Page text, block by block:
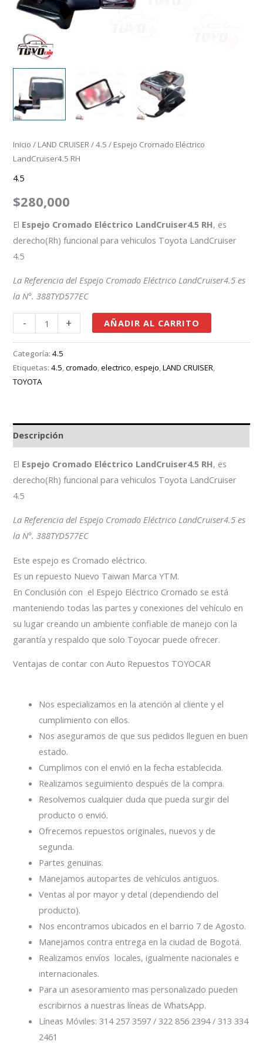
Inicio / LAND CRUISER/4.5 / Espejo Cromado Eléctrico
LandCruiser4.5 RH
4.5
$280,000
El Espejo Cromado Eléctrico LandCruiser4.5 RH, es
derecho(Rh) funcional para vehiculos Toyota LandCruiser
4.5
La Referencia del Espejo Cromado Eléctrico LandCruiser4.5 es
la N°. 388TYD577EC
- + AÑADIR AL CARRITO
Categoría:4.5
Etiquetas:4.5,cromado,electrico,espejo,LAND CRUISER,
TOYOTA
Descripción
El Espejo Cromado Eléctrico LandCruiser4.5 RH, es
derecho(Rh) funcional para vehiculos Toyota LandCruiser
4.5
La Referencia del Espejo Cromado Eléctrico LandCruiser4.5 es
la N°. 388TYD577EC
Este espejo es Cromado eléctrico.
Es un repuesto Nuevo Taiwan Marca YTM.
En Conclusión con el Espejo Eléctrico Cromado se está
manteniendo todas las partes y conexiones del vehículo en
su lugar creando un ambiente confiable de manejo con la
garantía y respaldo que solo Toyocar puede ofrecer.
Ventajas de contar con Auto Repuestos TOYOCAR
Nos especializamos en la atención al cliente y el
cumplimiento con ellos.
Nos aseguramos de que sus pedidos lleguen en buen
estado.
Cumplimos con el envió en la fecha establecida.
Realizamos seguimiento después de la compra.
Resolvemos cualquier duda que pueda surgir del
producto o envió.
Ofrecemos repuestos originales, nuevos y de
segunda.
Partes genuinas.
Manejamos autopartes de vehículos antiguos.
Ventas al por mayor y detal (dependiendo del
producto).
Nos encontramos ubicados en el barrio 7 de Agosto.
Manejamos contra entrega en la ciudad de Bogotá.
Realizamos envíos locales, igualmente nacionales e
internacionales.
Para un asesoramiento mas personalizado pueden
escribirnos a nuestras líneas de WhatsApp.
Líneas Móviles: 314 257 3597 / 322 856 2394 / 313 334
2461